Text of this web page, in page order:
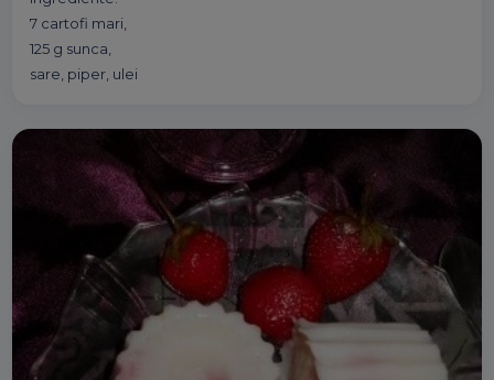
7 cartofi mari,
125 g sunca,
sare, piper, ulei